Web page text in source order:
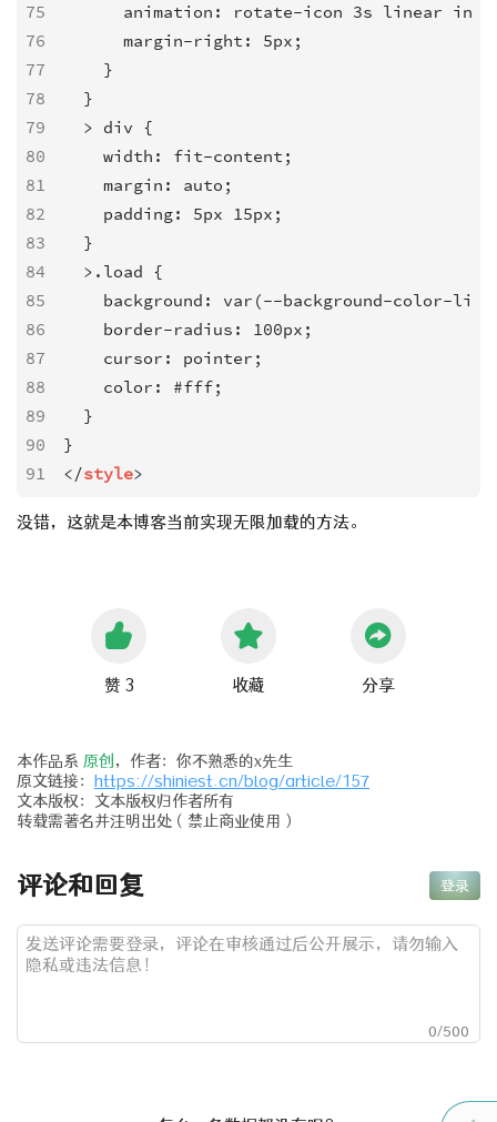
75
76
77
78
79
80
81
82
83
84
85
86
87
88
89
90
91
animation: rotate-icon 3s linear
      margin-right: 5px;
    }
  }
  > div {
    width: fit-content;
    margin: auto;
    padding: 5px 15px;
  }
  >.load {
background: var(--background-color-
    border-radius: 100px;
    cursor: pointer;
    color: #fff;
  }
</style>
没错，这就是本博客当前实现无限加载的方法。
赞 3 收藏 分享
本作品系 原创 ，作者：你不熟悉的x先生
原文链接： https://shiniest.cn/blog/article/157
文本版权：文本版权归作者所有
转载需著名并注明出处（禁止商业使用）
评论和回复 登录
0/500